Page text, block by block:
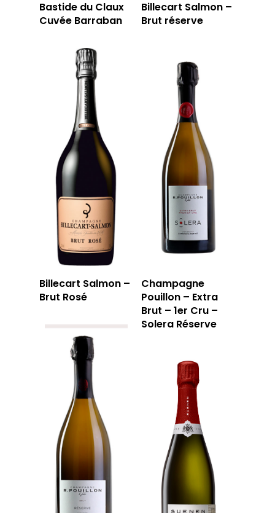
Bastide du Claux
Cuvée Barraban
Billecart Salmon –
Brut réserve
Billecart Salmon –
Brut Rosé
Champagne
Pouillon – Extra
Brut – 1er Cru –
Solera Réserve
LA CAVE
LA CAVE
APERÇU DE NOTRE
LA TOURNÉE DU
LA TABLE
LA CARTE DU
JOUR